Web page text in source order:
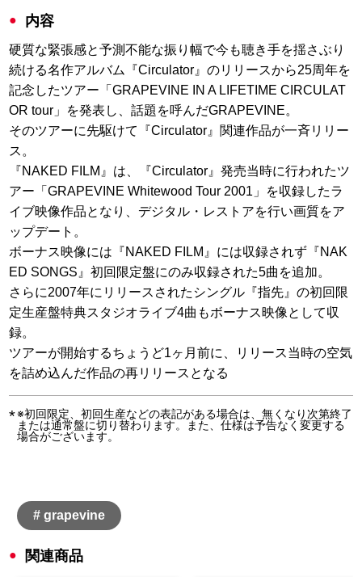
内容
硬質な緊張感と予測不能な振り幅で今も聴き手を揺さぶり
続ける名作アルバム『Circulator』のリリースから25周年を
記念したツアー「GRAPEVINE IN A LIFETIME CIRCULAT
OR tour」を発表し、話題を呼んだGRAPEVINE。
そのツアーに先駆けて『Circulator』関連作品が一斉リリー
ス。
『NAKED FILM』は、『Circulator』発売当時に行われたツ
アー「GRAPEVINE Whitewood Tour 2001」を収録したラ
イブ映像作品となり、デジタル・レストアを行い画質をア
ップデート。
ボーナス映像には『NAKED FILM』には収録されず『NAK
ED SONGS』初回限定盤にのみ収録された5曲を追加。
さらに2007年にリリースされたシングル『指先』の初回限
定生産盤特典スタジオライブ4曲もボーナス映像として収
録。
ツアーが開始するちょうど1ヶ月前に、リリース当時の空気
を詰め込んだ作品の再リリースとなる
※初回限定、初回生産などの表記がある場合は、無くなり次第終了
または通常盤に切り替わります。また、仕様は予告なく変更する
場合がございます。
# grapevine
関連商品